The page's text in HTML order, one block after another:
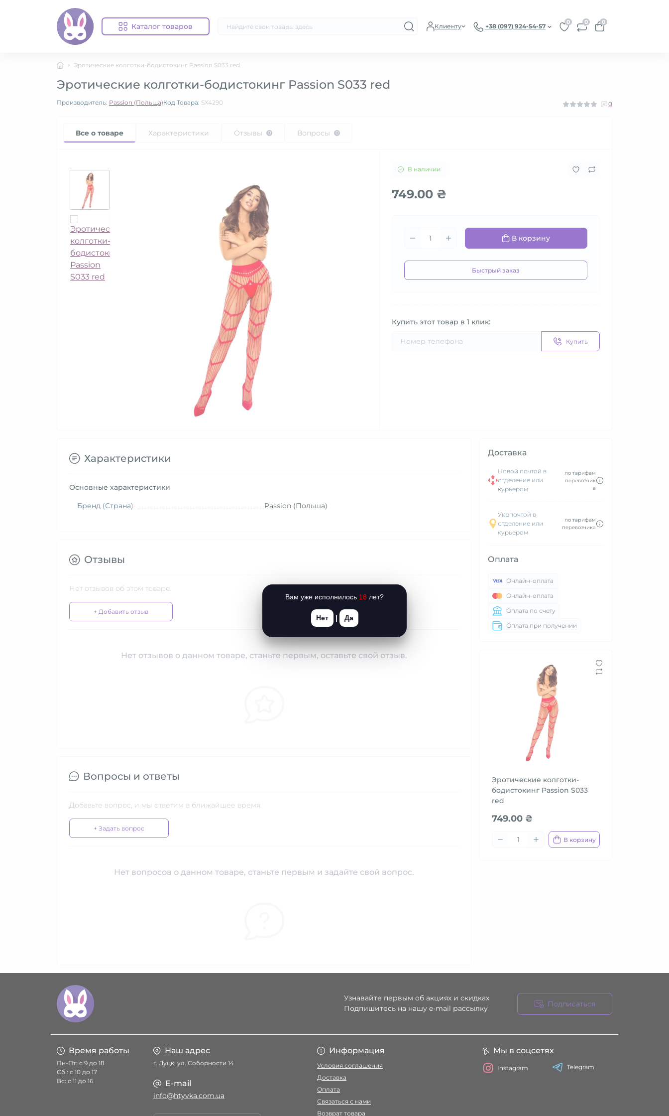
Каталог товаров Клиенту +38 (097) 924-54-57
0 0 0
Эротические колготки-бодистокинг Passion S033 red
Эротические колготки-бодистокинг Passion S033 red
Производитель: Passion (Польща)Код Товара: SX4290 0
Все о товаре Характеристики Отзывы 0 Вопросы 0
В наличии
749.00 ₴
В корзину
Быстрый заказ
Купить этот товар в 1 клик:
Купить
Доставка
Новой почтой в
отделение или
курьером
по тарифам
перевозчик
а
Укрпочтой в
отделение или
курьером
по тарифам
перевозчика
Оплата
Онлайн-оплата
Онлайн-оплата
Оплата по счету
Оплата при получении
Эротические колготки-
бодистокинг Passion S033
red
749.00 ₴
В корзину
Характеристики
Основные характеристики
Бренд (Страна) Passion (Польша)
Отзывы
Нет отзывов об этом товаре.
+ Добавить отзыв
Нет отзывов о данном товаре, станьте первым, оставьте свой отзыв.
Вопросы и ответы
Добавьте вопрос, и мы ответим в ближайшее время.
+ Задать вопрос
Нет вопросов о данном товаре, станьте первым и задайте свой вопрос.
Узнавайте первым об акциях и скидках
Подпишитесь на нашу e-mail рассылку
Подписаться
Время работы
Пн-Пт: с 9 до 18
Сб.: с 10 до 17
Вс: с 11 до 16
Наш адрес
г. Луцк, ул. Соборности 14
E-mail
info@htyvka.com.ua
Информация
Условия соглашения
Доставка
Оплата
Связаться с нами
Возврат товара
Мы в соцсетях
Instagram Telegram
Вам уже исполнилось 18 лет?
Нет | Да